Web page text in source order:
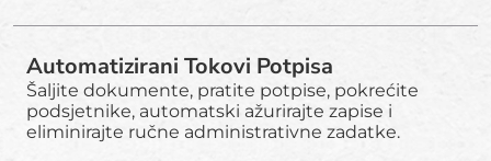
Automatizirani Tokovi Potpisa
Šaljite dokumente, pratite potpise, pokrećite
podsjetnike, automatski ažurirajte zapise i
eliminirajte ručne administrativne zadatke.